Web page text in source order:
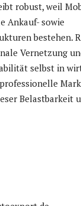
robust, weil
Ankauf- sowie
bestehen.
Vernetzung
selbst in
Belastbarkeit